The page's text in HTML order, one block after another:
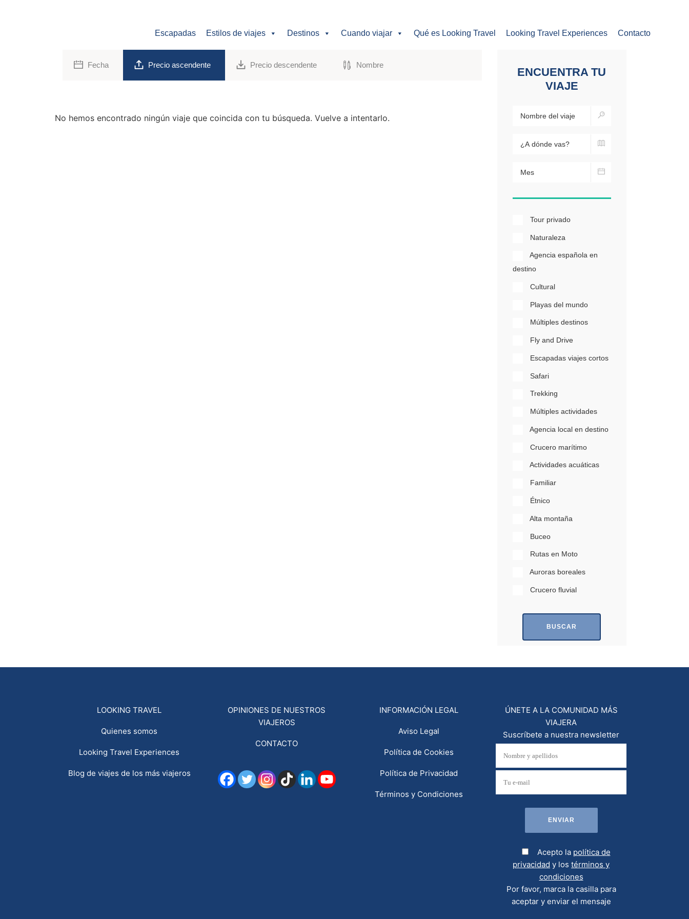
Escapadas Estilos de viajes Destinos Cuando viajar Qué es Looking Travel Looking Travel Experiences Contacto
Fecha Precio ascendente Precio descendente Nombre
No hemos encontrado ningún viaje que coincida con tu búsqueda. Vuelve a intentarlo.
ENCUENTRA TU
VIAJE
Tour privado
Naturaleza
Agencia española en
destino
Cultural
Playas del mundo
Múltiples destinos
Fly and Drive
Escapadas viajes cortos
Safari
Trekking
Múltiples actividades
Agencia local en destino
Crucero marítimo
Actividades acuáticas
Familiar
Étnico
Alta montaña
Buceo
Rutas en Moto
Auroras boreales
Crucero fluvial
BUSCAR
LOOKING TRAVEL
Quienes somos
Looking Travel Experiences
Blog de viajes de los más viajeros
OPINIONES DE NUESTROS
VIAJEROS
CONTACTO
INFORMACIÓN LEGAL
Aviso Legal
Política de Cookies
Política de Privacidad
Términos y Condiciones
ÚNETE A LA COMUNIDAD MÁS
VIAJERA
Suscríbete a nuestra newsletter
Acepto la política de
privacidad y los términos y
condiciones
Por favor, marca la casilla para
aceptar y enviar el mensaje